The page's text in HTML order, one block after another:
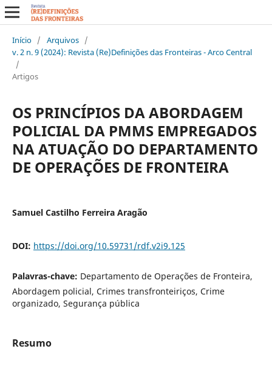
Início / Arquivos /
v. 2 n. 9 (2024): Revista (Re)Definições das Fronteiras - Arco Central
/
Artigos
OS PRINCÍPIOS DA ABORDAGEM
POLICIAL DA PMMS EMPREGADOS
NA ATUAÇÃO DO DEPARTAMENTO
DE OPERAÇÕES DE FRONTEIRA
Samuel Castilho Ferreira Aragão
DOI: https://doi.org/10.59731/rdf.v2i9.125
Palavras-chave: Departamento de Operações de Fronteira,
Abordagem policial, Crimes transfronteiriços, Crime
organizado, Segurança pública
Resumo